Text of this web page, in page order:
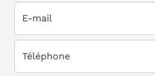
E-mail
Téléphone